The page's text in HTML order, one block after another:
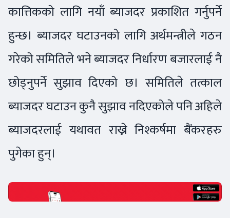
कात्तिकको लागि नयाँ ब्याजदर प्रकाशित गर्नुपर्ने
हुन्छ। ब्याजदर घटाउनको लागि अर्थमन्त्रीले गठन
गरेको समितिले भने ब्याजदर निर्धारण बजारलाई नै
छोड्नुपर्ने सुझाव दिएको छ। समितिले तत्काल
ब्याजदर घटाउन कुनै सुझाव नदिएकोले पनि अहिले
ब्याजदरलाई यथावत राख्ने निश्कर्षमा बैंकरहरु
पुगेका हुन्।